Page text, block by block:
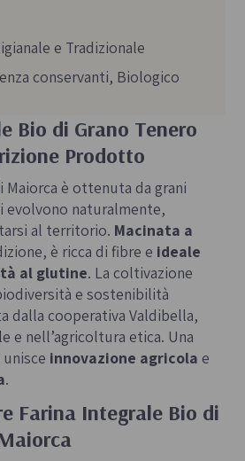
Bio di Grano Tenero
Prodotto
Maiorca è ottenuta da grani
evolvono naturalmente,
al territorio. Macinata a
è ricca di fibre e ideale
al glutine. La coltivazione
e sostenibilità
dalla cooperativa Valdibella,
e nell’agricoltura etica. Una
innovazione agricola e
.
Farina Integrale Bio di
e Tradizionale
conservanti, Biologico